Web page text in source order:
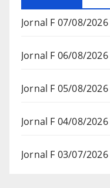
Jornal F 07/08/2026
Jornal F 06/08/2026
Jornal F 05/08/2026
Jornal F 04/08/2026
Jornal F 03/07/2026